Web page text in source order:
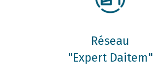
Réseau
"Expert Daitem"